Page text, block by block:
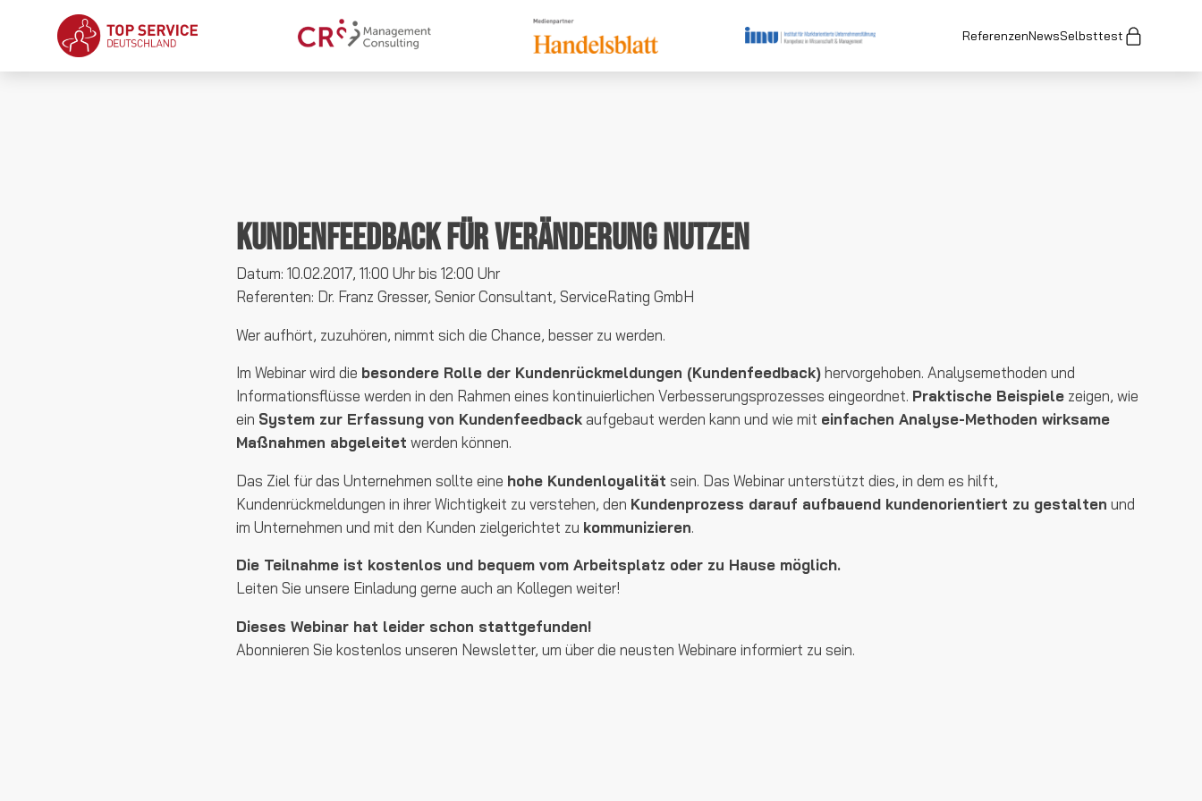
ReferenzenNewsSelbsttest
Kundenfeedback für Veränderung nutzen
Datum: 10.02.2017, 11:00 Uhr bis 12:00 Uhr
Referenten: Dr. Franz Gresser, Senior Consultant, ServiceRating GmbH
Wer aufhört, zuzuhören, nimmt sich die Chance, besser zu werden.
Im Webinar wird die besondere Rolle der Kundenrückmeldungen (Kundenfeedback)hervorgehoben. Analysemethoden und
Informationsflüsse werden in den Rahmen eines kontinuierlichen Verbesserungsprozesses eingeordnet. Praktische Beispiele zeigen, wie
ein System zur Erfassung von Kundenfeedbackaufgebaut werden kann und wie mit einfachen Analyse-Methoden wirksame
Maßnahmen abgeleitet werden können.
Das Ziel für das Unternehmen sollte eine hohe Kundenloyalität sein. Das Webinar unterstützt dies, in dem es hilft,
Kundenrückmeldungen in ihrer Wichtigkeit zu verstehen, den Kundenprozess darauf aufbauend kundenorientiert zu gestalten und
im Unternehmen und mit den Kunden zielgerichtet zu kommunizieren.
Die Teilnahme ist kostenlos und bequem vom Arbeitsplatz oder zu Hause möglich.
Leiten Sie unsere Einladung gerne auch an Kollegen weiter!
Dieses Webinar hat leider schon stattgefunden!
Abonnieren Sie kostenlos unseren Newsletter, um über die neusten Webinare informiert zu sein.